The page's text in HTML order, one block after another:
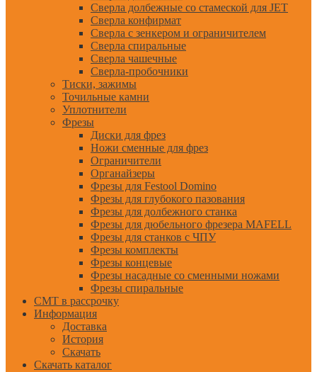
Сверла долбежные со стамеской для JET
Сверла конфирмат
Сверла с зенкером и ограничителем
Сверла спиральные
Сверла чашечные
Сверла-пробочники
Тиски, зажимы
Точильные камни
Уплотнители
Фрезы
Диски для фрез
Ножи сменные для фрез
Ограничители
Органайзеры
Фрезы для Festool Domino
Фрезы для глубокого пазования
Фрезы для долбежного станка
Фрезы для дюбельного фрезера MAFELL
Фрезы для станков с ЧПУ
Фрезы комплекты
Фрезы концевые
Фрезы насадные со сменными ножами
Фрезы спиральные
CMT в рассрочку
Информация
Доставка
История
Скачать
Скачать каталог